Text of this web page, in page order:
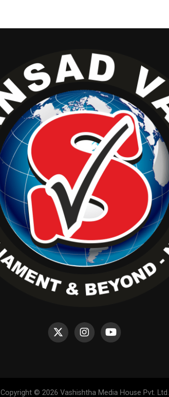
Copyright © 2026 Vashishtha Media House Pvt. Ltd.